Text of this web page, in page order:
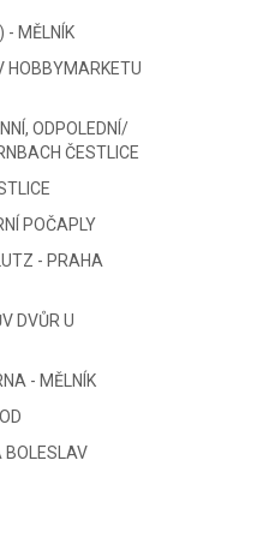
- MĚLNÍK
HOBBYMARKETU
ODPOLEDNÍ/
ČESTLICE
POČAPLY
- PRAHA
DVŮR U
- MĚLNÍK
BOLESLAV